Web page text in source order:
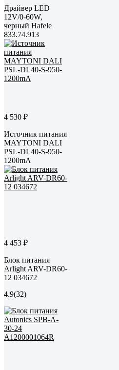
Драйвер LED
12V/0-60W,
черный Hafele
833.74.913
4 530 ₽
Источник питания
MAYTONI DALI
PSL-DL40-S-950-
1200mA
4 453 ₽
Блок питания
Arlight ARV-DR60-
12 034672
4.9(32)